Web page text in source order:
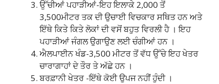
ਉੱਚੀਆਂ ਪਹਾੜੀਆਂ-ਇਹ ਇਲਾਕੇ 2,000 ਤੋਂ
3,500ਮੀਟਰ ਤਕ ਦੀ ਉਚਾਈ ਵਿਚਕਾਰ ਸਥਿਤ ਹਨ ਅਤੇ
ਇੱਥੇ ਕਿਤੇ ਕਿਤੇ ਲੋਕਾਂ ਦੀ ਵਸੋਂ ਬਹੁਤ ਵਿਰਲੀ ਹੈ । ਇਹ
ਪਹਾੜੀਆਂ ਜੰਗਲ ਉਗਾਉਣ ਲਈ ਚੰਗੀਆਂ ਹਨ ।
ਐਲਪਾਈਨ ਖੰਡ-3,500 ਮੀਟਰ ਤੋਂ ਵੱਧ ਉੱਚੇ ਇਹ ਖੇਤਰ
ਚਾਰਾਗਾਹਾਂ ਦੇ ਤੌਰ ਤੇ ਅੱਛੇ ਹਨ ।
ਬਰਫ਼ਾਨੀ ਖੇਤਰ -ਇੱਥੇ ਕੋਈ ਉਪਜ ਨਹੀਂ ਹੁੰਦੀ ।